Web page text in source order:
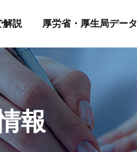
解説 厚労省・厚生局データ
報